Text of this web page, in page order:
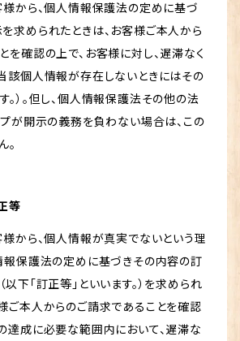
様から、個人情報保護法の定めに基づ
求められたときは、お客様ご本人から
を確認の上で、お客様に対し、遅滞なく
該個人情報が存在しないときにはその
。）。但し、個人情報保護法その他の法
プが開示の義務を負わない場合は、この
。
等
様から、個人情報が真実でないという理
報保護法の定めに基づきその内容の訂
下「訂正等」といいます。）を求められ
ご本人からのご請求であることを確認
達成に必要な範囲内において、遅滞な